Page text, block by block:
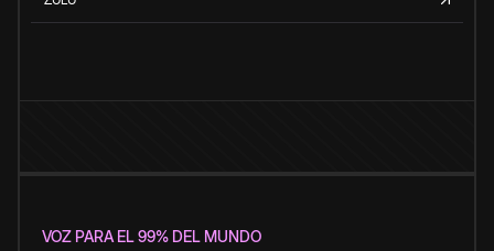
VOZ PARA EL 99% DEL MUNDO